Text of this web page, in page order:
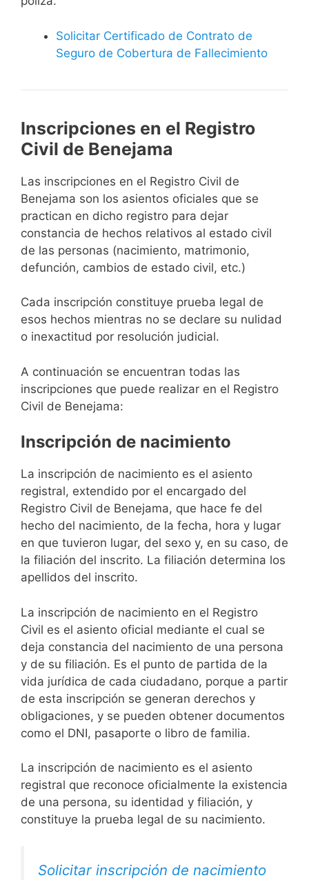
Solicitar Certificado de Contrato de
Seguro de Cobertura de Fallecimiento
Inscripciones en el Registro
Civil de Benejama
Las inscripciones en el Registro Civil de
Benejama son los asientos oficiales que se
practican en dicho registro para dejar
constancia de hechos relativos al estado civil
de las personas (nacimiento, matrimonio,
defunción, cambios de estado civil, etc.)
Cada inscripción constituye prueba legal de
esos hechos mientras no se declare su nulidad
o inexactitud por resolución judicial.
A continuación se encuentran todas las
inscripciones que puede realizar en el Registro
Civil de Benejama:
Inscripción de nacimiento
La inscripción de nacimiento es el asiento
registral, extendido por el encargado del
Registro Civil de Benejama, que hace fe del
hecho del nacimiento, de la fecha, hora y lugar
en que tuvieron lugar, del sexo y, en su caso, de
la filiación del inscrito. La filiación determina los
apellidos del inscrito.
La inscripción de nacimiento en el Registro
Civil es el asiento oficial mediante el cual se
deja constancia del nacimiento de una persona
y de su filiación. Es el punto de partida de la
vida jurídica de cada ciudadano, porque a partir
de esta inscripción se generan derechos y
obligaciones, y se pueden obtener documentos
como el DNI, pasaporte o libro de familia.
La inscripción de nacimiento es el asiento
registral que reconoce oficialmente la existencia
de una persona, su identidad y filiación, y
constituye la prueba legal de su nacimiento.
Solicitar inscripción de nacimiento